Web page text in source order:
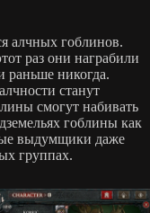
алчных гоблинов.
раз они награбили
раньше никогда.
станут
смогут набивать
гоблины как
выдумщики даже
группах.